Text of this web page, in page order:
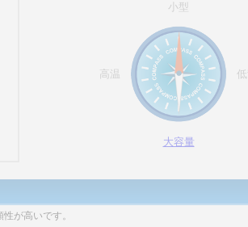
小型
高温
大容量
が高いです。